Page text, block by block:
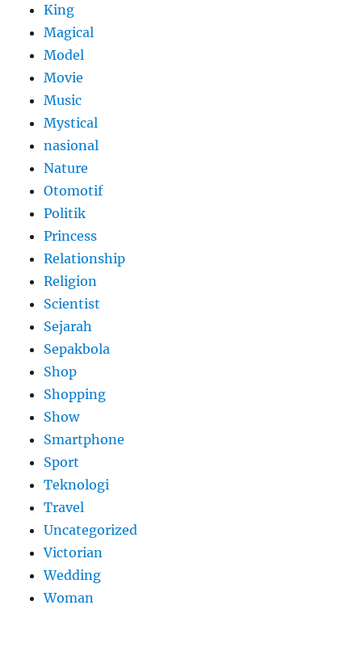
King
Magical
Model
Movie
Music
Mystical
nasional
Nature
Otomotif
Politik
Princess
Relationship
Religion
Scientist
Sejarah
Sepakbola
Shop
Shopping
Show
Smartphone
Sport
Teknologi
Travel
Uncategorized
Victorian
Wedding
Woman